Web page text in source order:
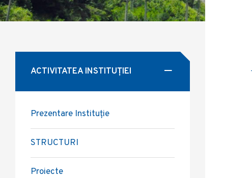
ACTIVITATEA INSTITUȚIEI
Prezentare Instituție
STRUCTURI
Proiecte